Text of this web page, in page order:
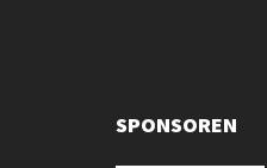
SPONSOREN